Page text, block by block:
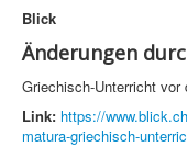
Blick
Änderungen
Griechisch-Unterricht vor
Link: https://
matura-griechisch-